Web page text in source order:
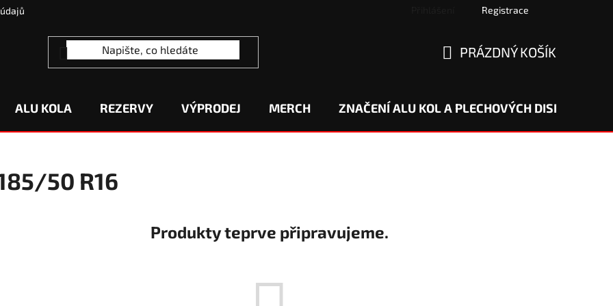
Registrace
KOŠÍK
PRÁZDNÝ KOŠÍK
ALU KOLA REZERVY VÝPRODEJ MERCH ZNAČENÍ ALU KOL A PLECHOVÝCH DISKŮ
50 R16
Produkty teprve připravujeme.